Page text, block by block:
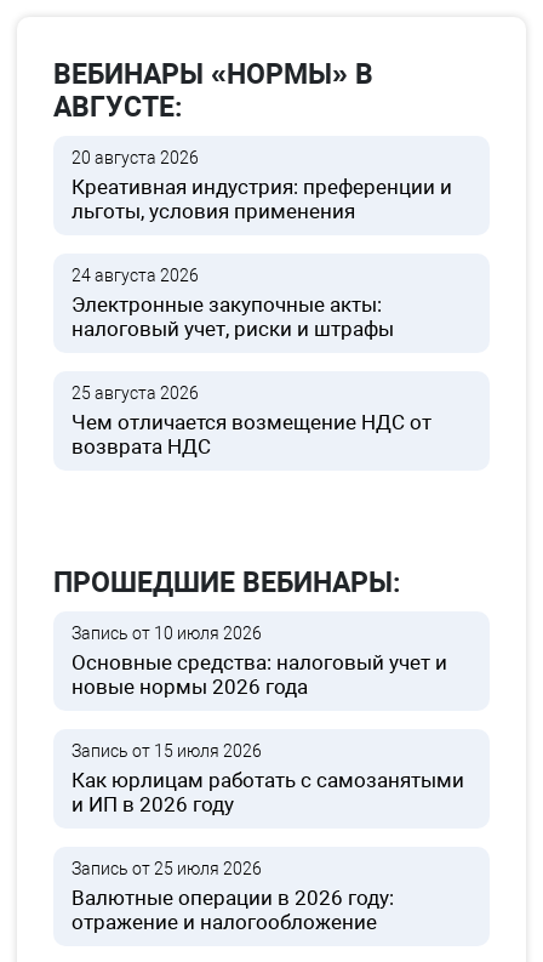
ВЕБИНАРЫ «НОРМЫ» В
АВГУСТЕ:
20 августа 2026
Креативная индустрия: преференции и
льготы, условия применения
24 августа 2026
Электронные закупочные акты:
налоговый учет, риски и штрафы
25 августа 2026
Чем отличается возмещение НДС от
возврата НДС
ПРОШЕДШИЕ ВЕБИНАРЫ:
Запись от 10 июля 2026
Основные средства: налоговый учет и
новые нормы 2026 года
Запись от 15 июля 2026
Как юрлицам работать с самозанятыми
и ИП в 2026 году
Запись от 25 июля 2026
Валютные операции в 2026 году:
отражение и налогообложение